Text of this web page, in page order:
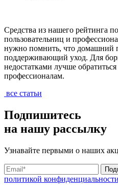
Средства из нашего рейтинга
пользовательниц и
нужно помнить, что домашний
поддерживающий уход. Для
недостатками лучше
профессионалам.
все статьи
Подпишитесь
на нашу рассылку
Узнавайте первыми о наших
политикой конфиденциальности